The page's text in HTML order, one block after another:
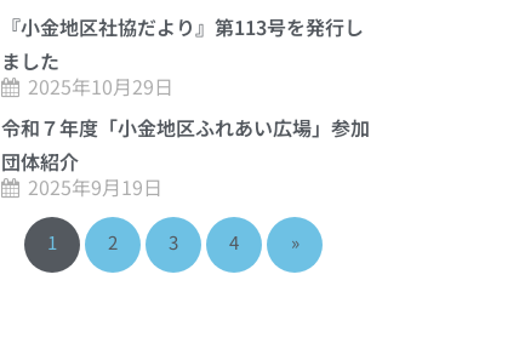
『小金地区社協だより』第113号を発行し
ました
2025年10月29日
令和７年度「小金地区ふれあい広場」参加
団体紹介
2025年9月19日
1 2 3 4 »